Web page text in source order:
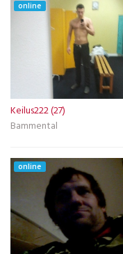
online
Keilus222 (27)
Bammental
online